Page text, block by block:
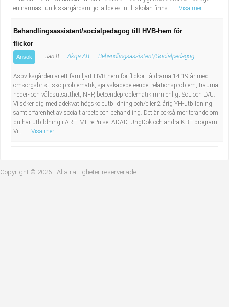
en närmast unik skärgårdsmiljö, alldeles intill skolan finns...
Visa mer
Behandlingsassistent/socialpedagog till HVB-hem för
flickor
Ansök Jan 8 Akqa AB Behandlingsassistent/Socialpedagog
Aspviksgården är ett familjärt HVB-hem för flickor i åldrarna 14-19 år med
omsorgsbrist, skolproblematik, självskadebeteende, relationsproblem, trauma,
heder- och våldsutsatthet, NFP, beteendeproblematik mm enligt SoL och LVU.
Vi söker dig med adekvat högskoleutbildning och/eller 2 årig YH-utbildning
samt erfarenhet av socialt arbete och behandling. Det är också meriterande om
du har utbildning i ART, MI, rePulse, ADAD, UngDok och andra KBT program.
Vi ...
Visa mer
Copyright © 2026 - Alla rättigheter reserverade.